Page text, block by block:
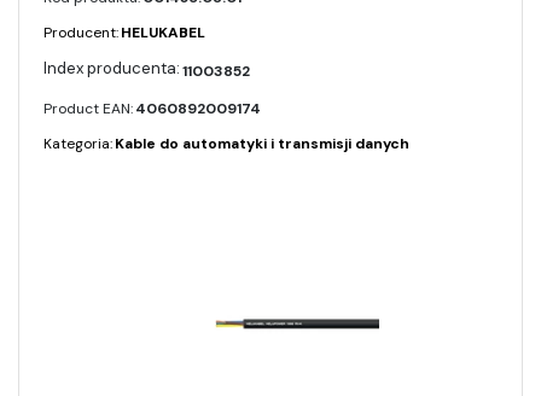
Producent:HELUKABEL
11003852
Product EAN:4060892009174
Kategoria:Kable do automatyki i transmisji danych